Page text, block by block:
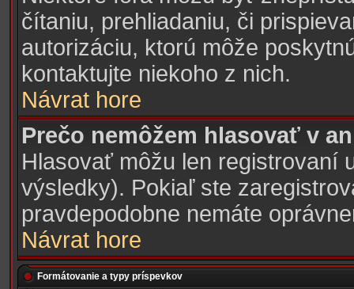
čítaniu, prehliadaniu, či
autorizáciu, ktorú môže
kontaktujte niekoho z nich.
Návrat hore
Prečo nemôžem hlasovať v
Hlasovať môžu len registrovaní
výsledky). Pokiaľ ste
pravdepodobne nemáte
Návrat hore
Formátovanie a typy príspevkov